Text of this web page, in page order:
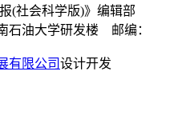
(社会科学版)》编辑部
石油大学研发楼 邮编：
有限公司设计开发